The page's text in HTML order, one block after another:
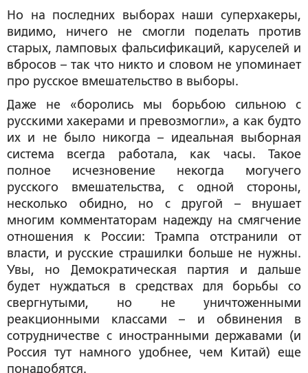
Но на последних выборах наши суперхакеры,
видимо, ничего не смогли поделать против
старых, ламповых фальсификаций, каруселей и
вбросов – так что никто и словом не упоминает
про русское вмешательство в выборы.
Даже не «боролись мы борьбою сильною с
русскими хакерами и превозмогли», а как будто
их и не было никогда – идеальная выборная
система всегда работала, как часы. Такое
полное исчезновение некогда могучего
русского вмешательства, с одной стороны,
несколько обидно, но с другой – внушает
многим комментаторам надежду на смягчение
отношения к России: Трампа отстранили от
власти, и русские страшилки больше не нужны.
Увы, но Демократическая партия и дальше
будет нуждаться в средствах для борьбы со
свергнутыми, но не уничтоженными
реакционными классами – и обвинения в
сотрудничестве с иностранными державами (и
Россия тут намного удобнее, чем Китай) еще
понадобятся.